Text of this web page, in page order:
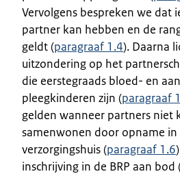
Vervolgens bespreken we dat
partner kan hebben en de
geldt (paragraaf 1.4). Daarna
uitzondering op het
die eerstegraads bloed- en
pleegkinderen zijn (paragraaf
gelden wanneer partners niet
samenwonen door opname
verzorgingshuis (paragraaf 1.6
inschrijving in de BRP aan bod